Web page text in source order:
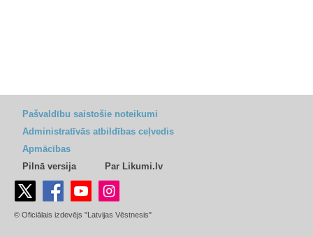
Pašvaldību saistošie noteikumi
Administratīvās atbildības ceļvedis
Apmācības
Pilnā versija
Par Likumi.lv
© Oficiālais izdevējs "Latvijas Vēstnesis"